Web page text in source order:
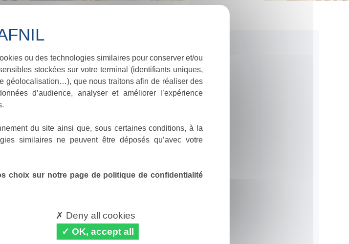
ou des technologies similaires pour conserver et/ou
stockées sur votre terminal (identifiants uniques,
géolocalisation…), que nous traitons afin de réaliser des
d’audience, analyser et améliorer l’expérience
du site ainsi que, sous certaines conditions, à la
similaires ne peuvent être déposés qu’avec votre
choix sur notre page de politique de confidentialité
Deny all cookies
OK, accept all